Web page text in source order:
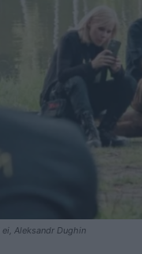
Aleksandr Dughin